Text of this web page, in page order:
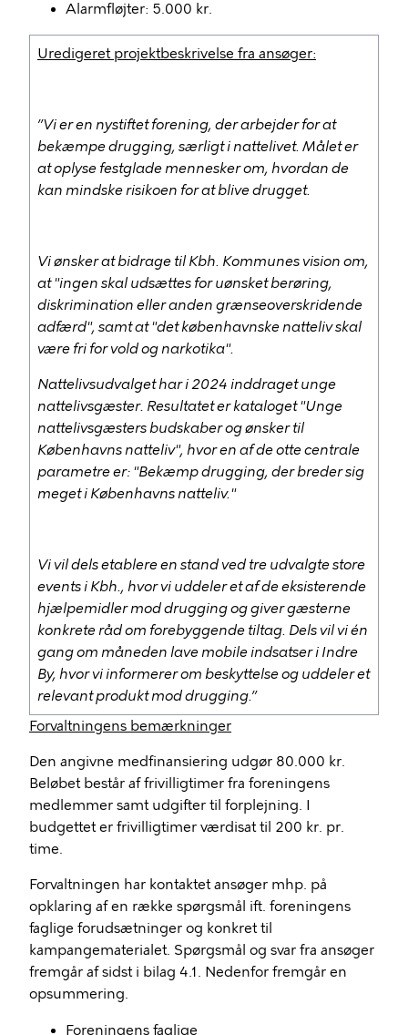
Alarmfløjter: 5.000 kr.
Uredigeret projektbeskrivelse fra ansøger:
”Vi er en nystiftet forening, der arbejder for at
bekæmpe drugging, særligt i nattelivet. Målet er
at oplyse festglade mennesker om, hvordan de
kan mindske risikoen for at blive drugget.
Vi ønsker at bidrage til Kbh. Kommunes vision om,
at "ingen skal udsættes for uønsket berøring,
diskrimination eller anden grænseoverskridende
adfærd", samt at "det københavnske natteliv skal
være fri for vold og narkotika".
Nattelivsudvalget har i 2024 inddraget unge
nattelivsgæster. Resultatet er kataloget "Unge
nattelivsgæsters budskaber og ønsker til
Københavns natteliv", hvor en af de otte centrale
parametre er: "Bekæmp drugging, der breder sig
meget i Københavns natteliv."
Vi vil dels etablere en stand ved tre udvalgte store
events i Kbh., hvor vi uddeler et af de eksisterende
hjælpemidler mod drugging og giver gæsterne
konkrete råd om forebyggende tiltag. Dels vil vi én
gang om måneden lave mobile indsatser i Indre
By, hvor vi informerer om beskyttelse og uddeler et
relevant produkt mod drugging.”
Forvaltningens bemærkninger
Den angivne medfinansiering udgør 80.000 kr.
Beløbet består af frivilligtimer fra foreningens
medlemmer samt udgifter til forplejning. I
budgettet er frivilligtimer værdisat til 200 kr. pr.
time.
Forvaltningen har kontaktet ansøger mhp. på
opklaring af en række spørgsmål ift. foreningens
faglige forudsætninger og konkret til
kampangematerialet. Spørgsmål og svar fra ansøger
fremgår af sidst i bilag 4.1. Nedenfor fremgår en
opsummering.
Foreningens faglige